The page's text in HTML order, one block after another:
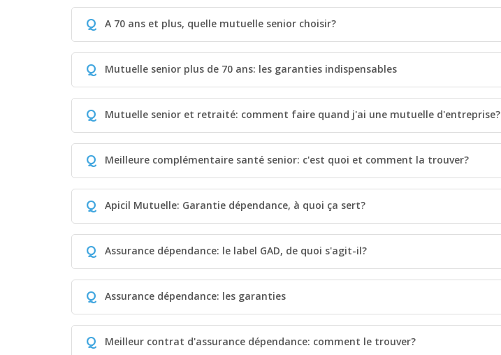
Q A 70 ans et plus, quelle mutuelle senior choisir?
Q Mutuelle senior plus de 70 ans: les garanties indispensables
Q Mutuelle senior et retraité: comment faire quand j'ai une mutuelle d'entreprise?
Q Meilleure complémentaire santé senior: c'est quoi et comment la trouver?
Q Apicil Mutuelle: Garantie dépendance, à quoi ça sert?
Q Assurance dépendance: le label GAD, de quoi s'agit-il?
Q Assurance dépendance: les garanties
Q Meilleur contrat d'assurance dépendance: comment le trouver?